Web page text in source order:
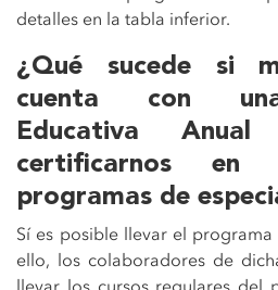
detalles en la tabla inferior.
¿Qué sucede si
cuenta con una
Educativa
certificarnos
programas de
Sí es posible llevar el programa
ello, los colaboradores de